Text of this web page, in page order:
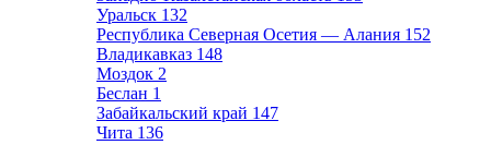
Уральск 132
Республика Северная Осетия — Алания 152
Владикавказ 148
Моздок 2
Беслан 1
Забайкальский край 147
Чита 136